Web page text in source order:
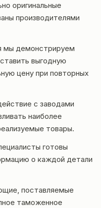
оригинальные
производителями
мы демонстрируем
выгодную
цену при повторных
с заводами
наиболее
товары.
готовы
о каждой детали
поставляемые
таможенное